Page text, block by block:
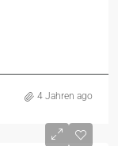
4 Jahren ago